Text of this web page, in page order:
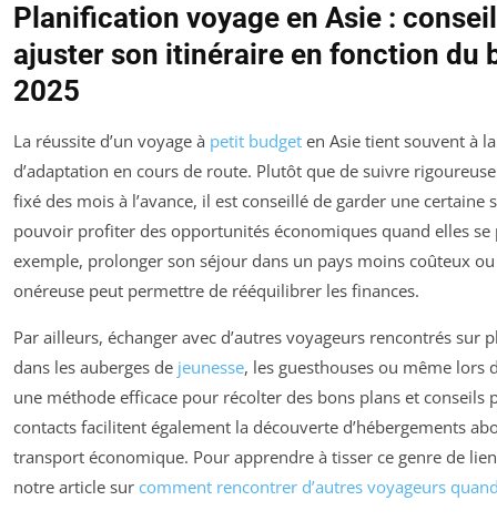
Planification voyage en Asie :
ajuster son itinéraire en fonction du
2025
La réussite d’un voyage à petit budget en Asie tient souvent à
d’adaptation en cours de route. Plutôt que de suivre
fixé des mois à l’avance, il est conseillé de garder une certaine
pouvoir profiter des opportunités économiques quand elles se
exemple, prolonger son séjour dans un pays moins coûteux
onéreuse peut permettre de rééquilibrer les finances.
Par ailleurs, échanger avec d’autres voyageurs rencontrés sur
dans les auberges de jeunesse, les guesthouses ou même lors
une méthode efficace pour récolter des bons plans et conseils
contacts facilitent également la découverte d’hébergements
transport économique. Pour apprendre à tisser ce genre de
notre article sur comment rencontrer d’autres voyageurs